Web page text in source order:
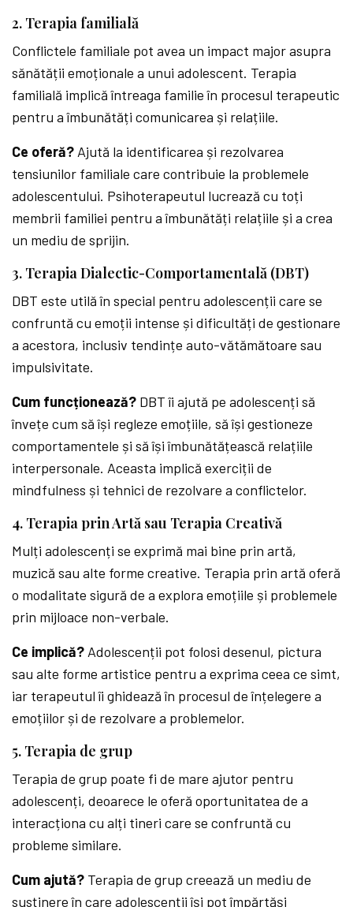
2. Terapia familială
Conflictele familiale pot avea un impact major asupra
sănătății emoționale a unui adolescent. Terapia
familială implică întreaga familie în procesul terapeutic
pentru a îmbunătăți comunicarea și relațiile.
Ce oferă? Ajută la identificarea și rezolvarea
tensiunilor familiale care contribuie la problemele
adolescentului. Psihoterapeutul lucrează cu toți
membrii familiei pentru a îmbunătăți relațiile și a crea
un mediu de sprijin.
3. Terapia Dialectic-Comportamentală (DBT)
DBT este utilă în special pentru adolescenții care se
confruntă cu emoții intense și dificultăți de gestionare
a acestora, inclusiv tendințe auto-vătămătoare sau
impulsivitate.
Cum funcționează? DBT îi ajută pe adolescenți să
învețe cum să își regleze emoțiile, să își gestioneze
comportamentele și să își îmbunătățească relațiile
interpersonale. Aceasta implică exerciții de
mindfulness și tehnici de rezolvare a conflictelor.
4. Terapia prin Artă sau Terapia Creativă
Mulți adolescenți se exprimă mai bine prin artă,
muzică sau alte forme creative. Terapia prin artă oferă
o modalitate sigură de a explora emoțiile și problemele
prin mijloace non-verbale.
Ce implică? Adolescenții pot folosi desenul, pictura
sau alte forme artistice pentru a exprima ceea ce simt,
iar terapeutul îi ghidează în procesul de înțelegere a
emoțiilor și de rezolvare a problemelor.
5. Terapia de grup
Terapia de grup poate fi de mare ajutor pentru
adolescenți, deoarece le oferă oportunitatea de a
interacționa cu alți tineri care se confruntă cu
probleme similare.
Cum ajută? Terapia de grup creează un mediu de
susținere în care adolescenții își pot împărtăși